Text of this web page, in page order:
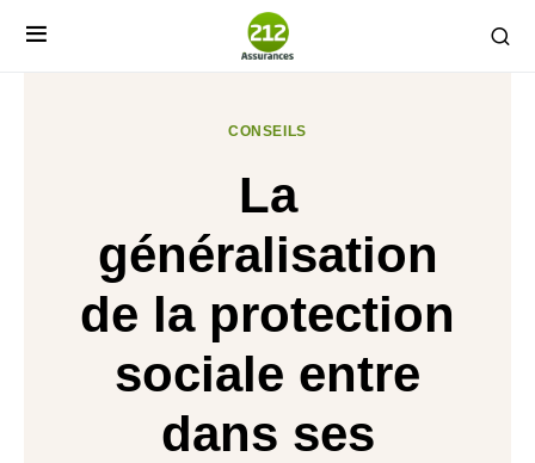
CONSEILS
La
généralisation
de la protection
sociale entre
dans ses